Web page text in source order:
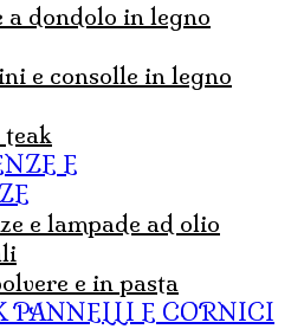
teak
e lampade ad olio
e in pasta
PANNELLI E CORNICI